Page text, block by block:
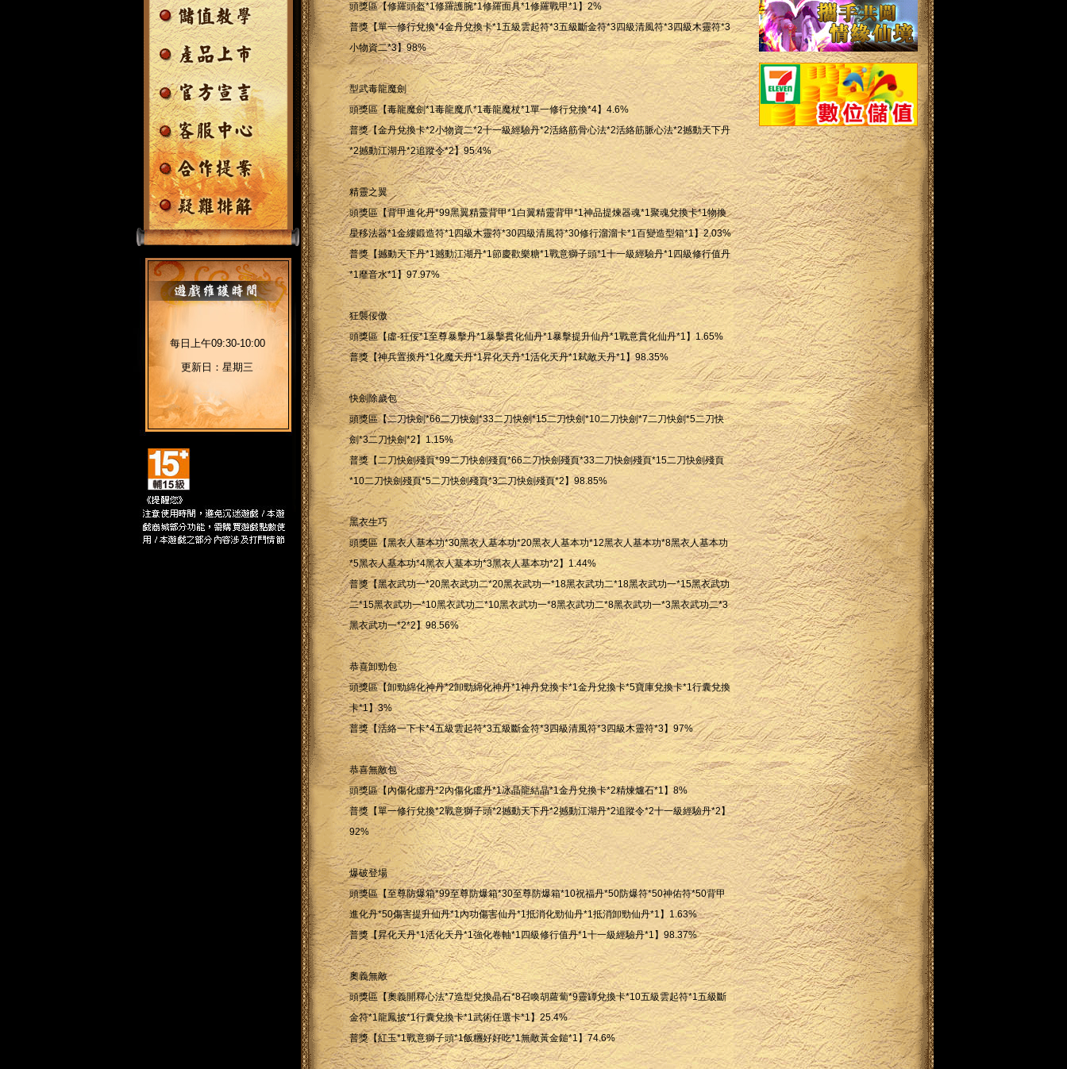
每日上午09:30-10:00
更新日：星期三
頭獎區【修羅頭盔*1修羅護腕*1修羅面具*1修羅戰甲*1】2%
普獎【單一修行兌換*4金丹兌換卡*1五級雲起符*3五級斷金符*3四級清風符*3四級木靈符*3
小物資二*3】98%
型武毒龍魔劍
頭獎區【毒龍魔劍*1毒龍魔爪*1毒龍魔杖*1單一修行兌換*4】4.6%
普獎【金丹兌換卡*2小物資二*2十一級經驗丹*2活絡筋骨心法*2活絡筋脈心法*2撼動天下丹
*2撼動江湖丹*2追蹤令*2】95.4%
精靈之翼
頭獎區【背甲進化丹*99黑翼精靈背甲*1白翼精靈背甲*1神品提煉器魂*1聚魂兌換卡*1物換
星移法器*1金縷鍛造符*1四級木靈符*30四級清風符*30修行溜溜卡*1百變造型箱*1】2.03%
普獎【撼動天下丹*1撼動江湖丹*1節慶歡樂糖*1戰意獅子頭*1十一級經驗丹*1四級修行值丹
*1靡音水*1】97.97%
狂襲佞傲
頭獎區【虛-狂佞*1至尊暴擊丹*1暴擊貫化仙丹*1暴擊提升仙丹*1戰意貫化仙丹*1】1.65%
普獎【神兵置換丹*1化魔天丹*1昇化天丹*1活化天丹*1弒敵天丹*1】98.35%
快劍除歲包
頭獎區【二刀快劍*66二刀快劍*33二刀快劍*15二刀快劍*10二刀快劍*7二刀快劍*5二刀快
劍*3二刀快劍*2】1.15%
普獎【二刀快劍殘頁*99二刀快劍殘頁*66二刀快劍殘頁*33二刀快劍殘頁*15二刀快劍殘頁
*10二刀快劍殘頁*5二刀快劍殘頁*3二刀快劍殘頁*2】98.85%
黑衣生巧
頭獎區【黑衣人基本功*30黑衣人基本功*20黑衣人基本功*12黑衣人基本功*8黑衣人基本功
*5黑衣人基本功*4黑衣人基本功*3黑衣人基本功*2】1.44%
普獎【黑衣武功一*20黑衣武功二*20黑衣武功一*18黑衣武功二*18黑衣武功一*15黑衣武功
二*15黑衣武功一*10黑衣武功二*10黑衣武功一*8黑衣武功二*8黑衣武功一*3黑衣武功二*3
黑衣武功一*2*2】98.56%
恭喜卸勁包
頭獎區【卸勁綿化神丹*2卸勁綿化神丹*1神丹兌換卡*1金丹兌換卡*5寶庫兌換卡*1行囊兌換
卡*1】3%
普獎【活絡一下卡*4五級雲起符*3五級斷金符*3四級清風符*3四級木靈符*3】97%
恭喜無敵包
頭獎區【內傷化虛丹*2內傷化虛丹*1冰晶龍結晶*1金丹兌換卡*2精煉爐石*1】8%
普獎【單一修行兌換*2戰意獅子頭*2撼動天下丹*2撼動江湖丹*2追蹤令*2十一級經驗丹*2】
92%
爆破登場
頭獎區【至尊防爆箱*99至尊防爆箱*30至尊防爆箱*10祝福丹*50防爆符*50神佑符*50背甲
進化丹*50傷害提升仙丹*1內功傷害仙丹*1抵消化勁仙丹*1抵消卸勁仙丹*1】1.63%
普獎【昇化天丹*1活化天丹*1強化卷軸*1四級修行值丹*1十一級經驗丹*1】98.37%
奧義無敵
頭獎區【奧義開釋心法*7造型兌換晶石*8召喚胡蘿蔔*9靈罈兌換卡*10五級雲起符*1五級斷
金符*1龍鳳披*1行囊兌換卡*1武術任選卡*1】25.4%
普獎【紅玉*1戰意獅子頭*1飯糰好好吃*1無敵黃金鎚*1】74.6%